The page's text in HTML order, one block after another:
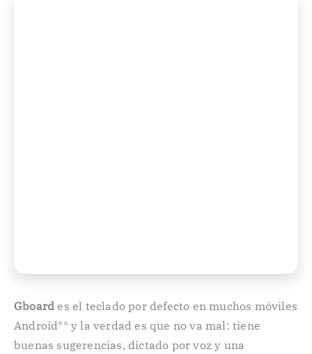
Gboard es el teclado por defecto en muchos móviles
Android** y la verdad es que no va mal: tiene
buenas sugerencias, dictado por voz y una